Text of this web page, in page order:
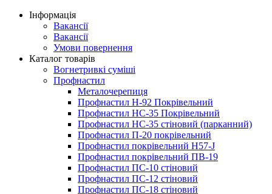
Інформація
Вакансії
Вакансії
Умови повернення
Каталог товарів
Вогнетривкі суміші
Профнастил
Металочерепиця
Профнастил Н-92 Покрівельний
Профнастил НС-35 Покрівельний
Профнастил НС-35 стіновий (парканний)
Профнастил П-20 покрівельний
Профнастил покрівельний H57-J
Профнастил покрівельний ПВ-19
Профнастил ПС-10 стіновий
Профнастил ПС-12 стіновий
Профнастил ПС-18 стіновий